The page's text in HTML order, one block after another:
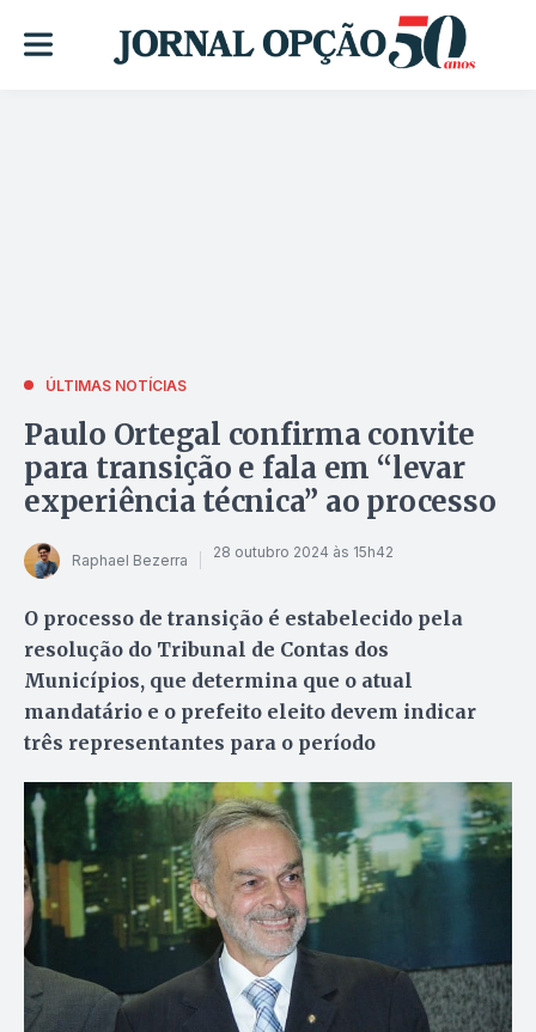
ÚLTIMAS NOTÍCIAS
Paulo Ortegal confirma convite
para transição e fala em “levar
experiência técnica” ao processo
Raphael Bezerra 28 outubro 2024 às 15h42
O processo de transição é estabelecido pela
resolução do Tribunal de Contas dos
Municípios, que determina que o atual
mandatário e o prefeito eleito devem indicar
três representantes para o período